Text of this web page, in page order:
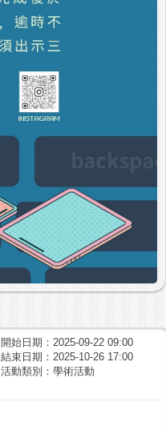
開始日期：2025-09-22 09:00
結束日期：2025-10-26 17:00
活動類別：學術活動